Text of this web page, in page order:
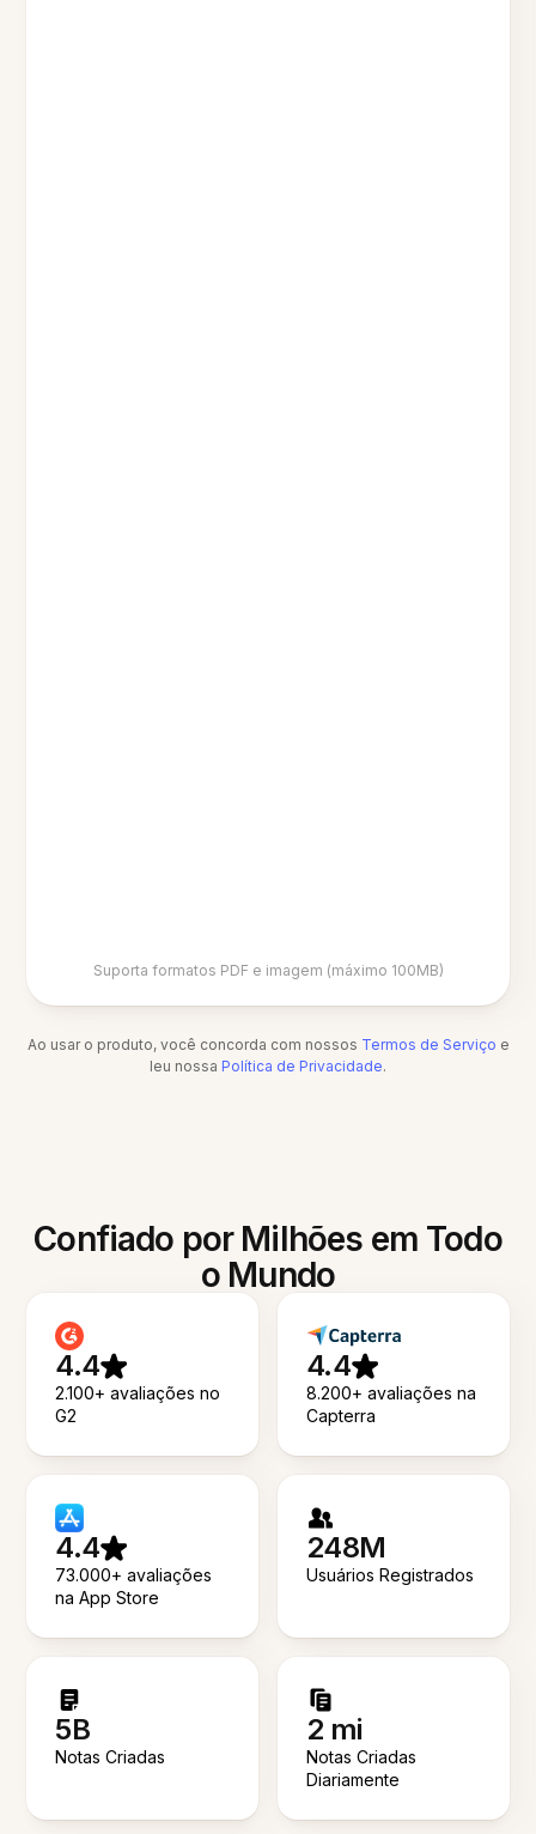
Suporta formatos PDF e imagem (máximo 100MB)
Ao usar o produto, você concorda com nossos Termos de Serviço e
leu nossa Política de Privacidade.
Confiado por Milhões em Todo
o Mundo
4.4
2.100+ avaliações no
G2
4.4
8.200+ avaliações na
Capterra
4.4
73.000+ avaliações
na App Store
248M
Usuários Registrados
5B
Notas Criadas
2 mi
Notas Criadas
Diariamente